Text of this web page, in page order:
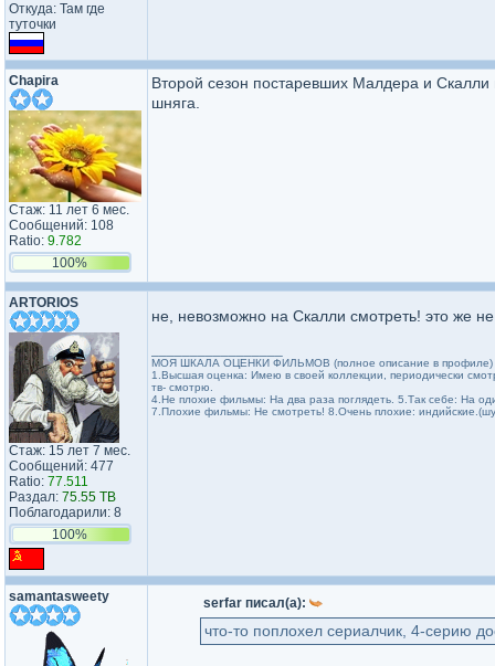
Откуда: Там где
туточки
Chapira
Стаж: 11 лет 6 мес.
Сообщений: 108
Ratio: 9.782
100%
Второй сезон постаревших Малдера и
шняга.
ARTORIOS
Стаж: 15 лет 7 мес.
Сообщений: 477
Ratio: 77.511
Раздал: 75.55 TB
Поблагодарили: 8
100%
не, невозможно на Скалли смотреть! это же
МОЯ ШКАЛА ОЦЕНКИ ФИЛЬМОВ (полное описание в профиле)
1.Высшая оценка: Имею в своей коллекции, периодически
тв- смотрю.
4.Не плохие фильмы: На два раза поглядеть. 5.Так себе: На
7.Плохие фильмы: Не смотреть! 8.Очень плохие:
samantasweety serfar писал(а):
что-то поплохел сериалчик, 4-серию